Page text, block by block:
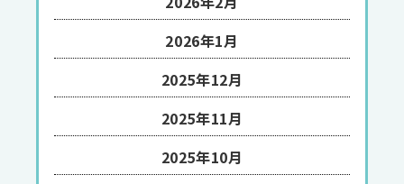
2026年1月
2025年12月
2025年11月
2025年10月